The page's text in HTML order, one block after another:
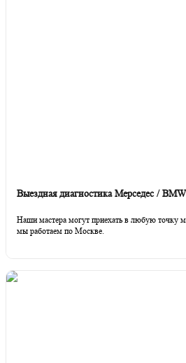
Выездная диагностика Мерседес /
Наши мастера могут приехать в любую точку
мы работаем по Москве.